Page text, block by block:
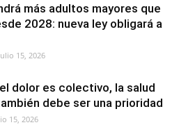
más adultos mayores que
2028: nueva ley obligará a
15, 2026
dolor es colectivo, la salud
debe ser una prioridad
15, 2026